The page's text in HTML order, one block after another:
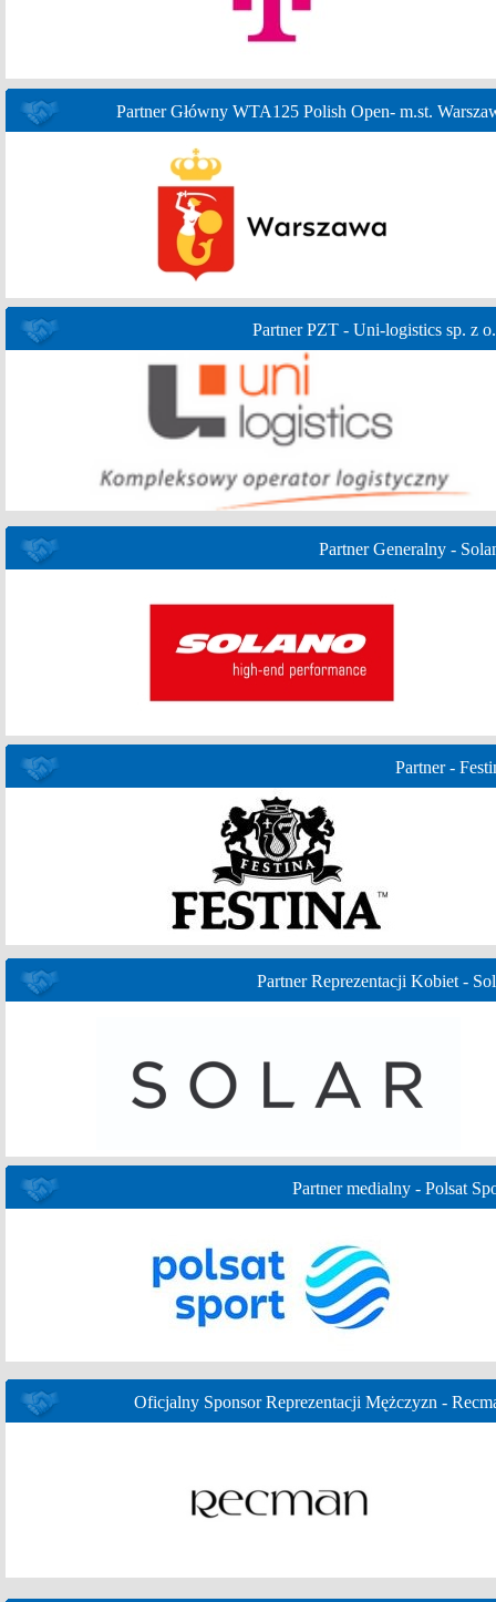
Partner Główny WTA125 Polish Open- m.st.
Partner PZT - Uni-logistics sp. z
Partner Generalny -
Partner -
Partner Reprezentacji Kobiet -
Partner medialny - Polsat
Oficjalny Sponsor Reprezentacji Mężczyzn -